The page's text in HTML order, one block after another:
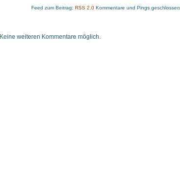
Feed zum Beitrag: RSS 2.0 Kommentare und Pings geschlossen.
Keine weiteren Kommentare möglich.